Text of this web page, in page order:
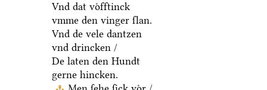
Vnd dat voͤfftinck
vmme den vinger ſlan.
Vnd de vele dantzen
vnd drincken /
De laten den Hundt
gerne hincken.